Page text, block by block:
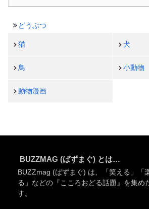
どうぶつ
猫 犬
鳥 小動物
動物漫画
BUZZMAG (ばずまぐ) とは…
BUZZmag (ばずまぐ) は、「笑える」「
る」などの『こころおどる話題』を集め
す。